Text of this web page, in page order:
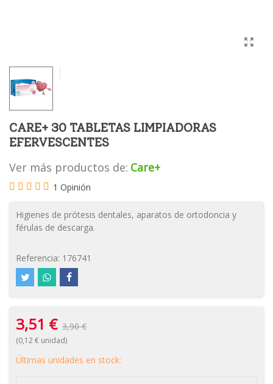
CARE+ 30 TABLETAS LIMPIADORAS
EFERVESCENTES
Ver más productos de: Care+
1 Opinión
Higienes de prótesis dentales, aparatos de ortodoncia y
férulas de descarga.
Referencia: 176741
3,51 € 3,90 €
(0,12 € unidad)
Últimas unidades en stock: